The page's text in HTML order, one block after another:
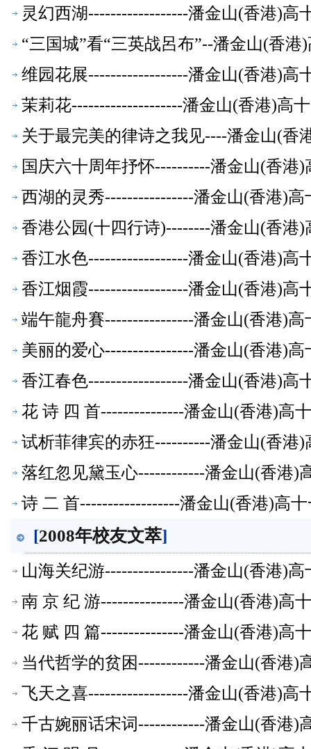
灵幻西湖------------------潘金山(香港)高
“三国城”看“三英战呂布”--潘金山(香
维园花展------------------潘金山(香港)高
茉莉花--------------------潘金山(香港)高
关于最完美的律诗之我见----潘金山(香
国庆六十周年抒怀----------潘金山(香港
西湖的灵秀----------------潘金山(香港)
香港公园(十四行诗)--------潘金山(香港
香江水色------------------潘金山(香港)高
香江烟霞------------------潘金山(香港)高
端午龍舟賽----------------潘金山(香港)
美丽的爱心----------------潘金山(香港)
香江春色------------------潘金山(香港)高
花 诗 四 首---------------潘金山(香港)高
试析菲律宾的赤狂----------潘金山(香港
落红忽见黛玉心------------潘金山(香港)
诗 二 首------------------潘金山(香港)高
[2008年校友文萃]
山海关纪游----------------潘金山(香港)
南 京 纪 游---------------潘金山(香港)高
花 赋 四 篇---------------潘金山(香港)高
当代哲学的贫困------------潘金山(香港)
飞天之喜------------------潘金山(香港)高
千古婉丽话宋词------------潘金山(香港)